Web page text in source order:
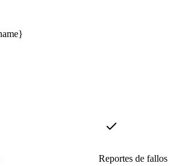
Reportes de fallos